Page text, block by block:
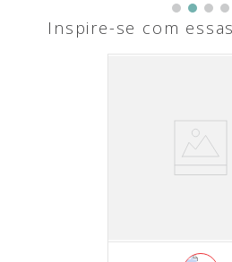
Inspire-se com